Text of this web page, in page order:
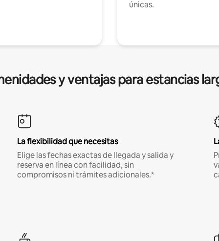
únicas.
y ventajas para estancias
La flexibilidad que necesitas
Elige las fechas exactas de llegada y salida y
reserva en línea con facilidad, sin
compromisos ni trámites adicionales.*